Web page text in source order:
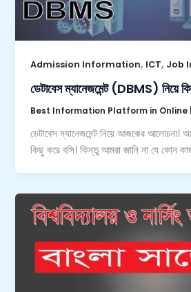
Admission Information, ICT, Job
ডেটাবেস ম্যানেজমেন্ট (DBMS) নিয়ে
Best Information Platform in Online
ডেটাবেস ম্যানেজমেন্ট নিয়ে আজকের
কিছু করে বসি। কিন্তু আমরা জানি না যে কোন